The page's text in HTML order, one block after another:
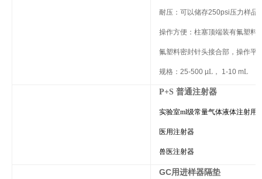
耐压：可以储存250psi压力样品
操作方便：柱塞顶端装有氟塑料
氟塑料密封针头接合部，操作平
规格：25-500 µL ， 1-10 mL
P+S 普通注射器
实验室ml级常量气体液体注射用
医用注射器
兽医注射器
GC用进样器隔垫